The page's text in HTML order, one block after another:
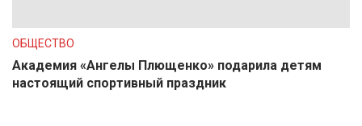
ОБЩЕСТВО
Академия «Ангелы Плющенко» подарила детям
настоящий спортивный праздник